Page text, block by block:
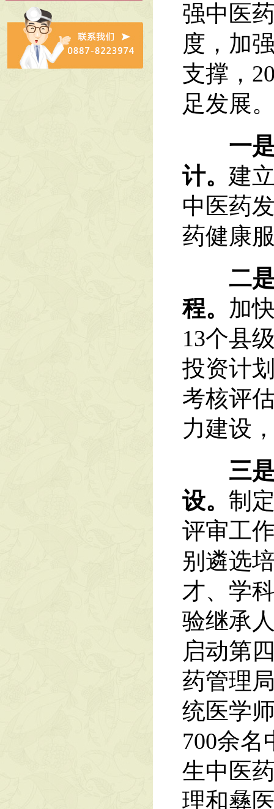
强中医
度，加
支撑，
足发展
一是
计。 建
中医药
药健康
二是
程。 加
13个县
投资计
考核评
力建设
三是
设。 制
评审工
别遴选
才、学
验继承
启动第
药管理
统医学
700余名
生中医
理和彝